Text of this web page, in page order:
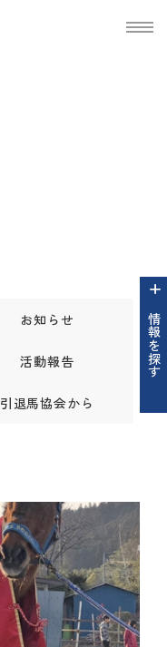
情報を探す
お知らせ
活動報告
引退馬協会から